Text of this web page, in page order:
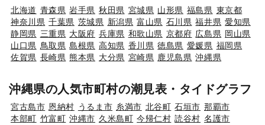
北海道 青森県 岩手県 秋田県 宮城県 山形県 福島県 東京都
神奈川県 千葉県 茨城県 新潟県 富山県 石川県 福井県 愛知県
静岡県 三重県 大阪府 兵庫県 和歌山県 京都府 広島県 岡山県
山口県 鳥取県 島根県 高知県 香川県 徳島県 愛媛県 福岡県
佐賀県 長崎県 熊本県 大分県 宮崎県 鹿児島県 沖縄県
沖縄県の人気市町村の潮見表・タイドグラフ
宮古島市 恩納村 うるま市 糸満市 北谷町 石垣市 那覇市
本部町 竹富町 沖縄市 久米島町 今帰仁村 読谷村 名護市